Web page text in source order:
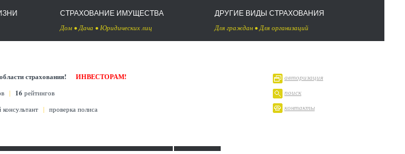
СТРАХОВАНИЕ ИМУЩЕСТВА
Дом •Дача • Юридических лиц
ДРУГИЕ ВИДЫ СТРАХОВАНИЯ
Для граждан •Для организаций
страхования!
ИНВЕСТОРАМ!
| 16 рейтингов
консультант | проверка полиса
авторизация
поиск
контакты